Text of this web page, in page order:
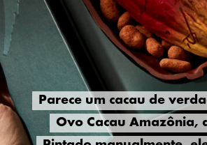
Parece um cacau de
Ovo Cacau Amazônia,
Parece um cacau de
Ovo Cacau Amazônia,